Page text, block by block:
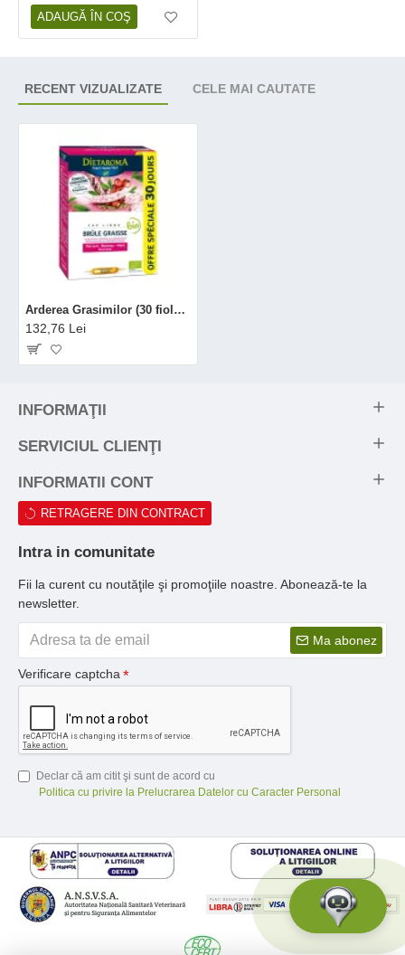
ADAUGĂ ÎN COŞ
RECENT VIZUALIZATE CELE MAI CAUTATE
Arderea Grasimilor (30 fiole), Dietaroma
132,76 Lei
INFORMAŢII
SERVICIUL CLIENŢI
INFORMATII CONT
RETRAGERE DIN CONTRACT
Intra in comunitate
Fii la curent cu noutăţile şi promoţiile noastre. Abonează-te la
newsletter.
Ma abonez
Verificare captcha
Declar că am citit şi sunt de acord cu
Politica cu privire la Prelucrarea Datelor cu Caracter Personal